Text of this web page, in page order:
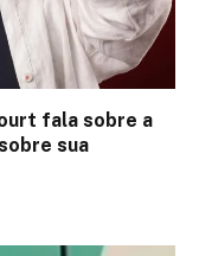
fala sobre a
sua